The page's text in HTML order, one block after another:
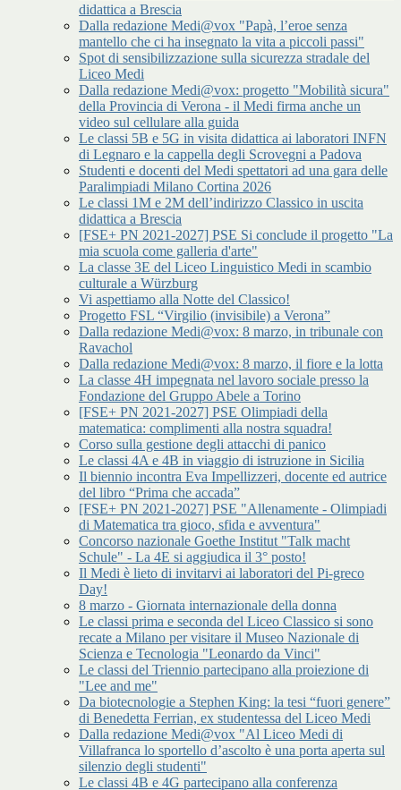
didattica a Brescia
Dalla redazione Medi@vox "Papà, l’eroe senza
mantello che ci ha insegnato la vita a piccoli passi"
Spot di sensibilizzazione sulla sicurezza stradale del
Liceo Medi
Dalla redazione Medi@vox: progetto "Mobilità sicura"
della Provincia di Verona - il Medi firma anche un
video sul cellulare alla guida
Le classi 5B e 5G in visita didattica ai laboratori INFN
di Legnaro e la cappella degli Scrovegni a Padova
Studenti e docenti del Medi spettatori ad una gara delle
Paralimpiadi Milano Cortina 2026
Le classi 1M e 2M dell’indirizzo Classico in uscita
didattica a Brescia
[FSE+ PN 2021-2027] PSE Si conclude il progetto "La
mia scuola come galleria d'arte"
La classe 3E del Liceo Linguistico Medi in scambio
culturale a Würzburg
Vi aspettiamo alla Notte del Classico!
Progetto FSL “Virgilio (invisibile) a Verona”
Dalla redazione Medi@vox: 8 marzo, in tribunale con
Ravachol
Dalla redazione Medi@vox: 8 marzo, il fiore e la lotta
La classe 4H impegnata nel lavoro sociale presso la
Fondazione del Gruppo Abele a Torino
[FSE+ PN 2021-2027] PSE Olimpiadi della
matematica: complimenti alla nostra squadra!
Corso sulla gestione degli attacchi di panico
Le classi 4A e 4B in viaggio di istruzione in Sicilia
Il biennio incontra Eva Impellizzeri, docente ed autrice
del libro “Prima che accada”
[FSE+ PN 2021-2027] PSE "Allenamente - Olimpiadi
di Matematica tra gioco, sfida e avventura"
Concorso nazionale Goethe Institut "Talk macht
Schule" - La 4E si aggiudica il 3° posto!
Il Medi è lieto di invitarvi ai laboratori del Pi-greco
Day!
8 marzo - Giornata internazionale della donna
Le classi prima e seconda del Liceo Classico si sono
recate a Milano per visitare il Museo Nazionale di
Scienza e Tecnologia "Leonardo da Vinci"
Le classi del Triennio partecipano alla proiezione di
"Lee and me"
Da biotecnologie a Stephen King: la tesi “fuori genere”
di Benedetta Ferrian, ex studentessa del Liceo Medi
Dalla redazione Medi@vox "Al Liceo Medi di
Villafranca lo sportello d’ascolto è una porta aperta sul
silenzio degli studenti"
Le classi 4B e 4G partecipano alla conferenza